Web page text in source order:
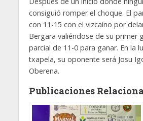
consiguió romper el choque. El
con 11-15 con el vizcaíno por
Bergara valiéndose de su primer
parcial de 11-0 para ganar. En la
txapela, su oponente será Josu
Oberena.
Publicaciones